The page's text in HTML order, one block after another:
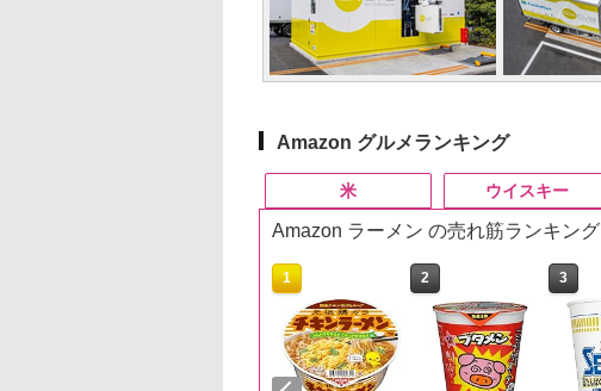
Amazon グルメランキング
米
1 2 3
ウイスキー
1 2 3
Amazon ラーメン の売れ筋ランキング
1 2 3